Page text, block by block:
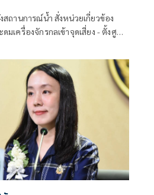
สถานการณ์น้ำ สั่งหน่วยเกี่ยวข้อง
เครื่องจักรกลเข้าจุดเสี่ยง - ตั้งศูนย์